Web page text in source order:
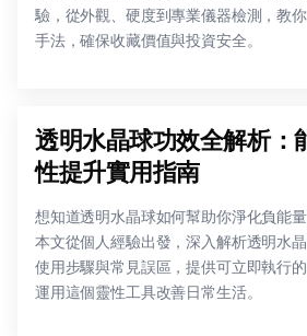
驗，從外觀、硬度到專業儀器檢測，教
手法，確保收藏價值與投資安全。
透明水晶球功效全解析：
性提升實用指南
想知道透明水晶球如何幫助你淨化負能
本文從個人經驗出發，深入解析透明水
使用步驟與常見誤區，提供可立即執行
運用這個靈性工具改善日常生活。